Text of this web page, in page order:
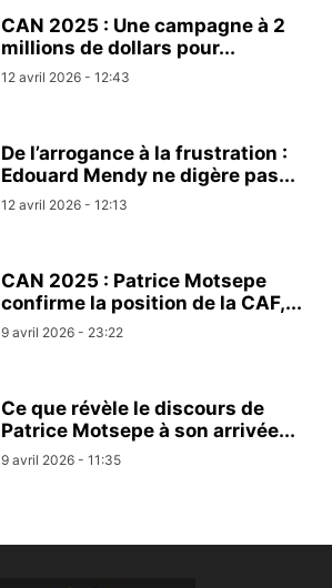
CAN 2025 : Une campagne à 2
millions de dollars pour...
12 avril 2026 - 12:43
De l’arrogance à la frustration :
Edouard Mendy ne digère pas...
12 avril 2026 - 12:13
CAN 2025 : Patrice Motsepe
confirme la position de la CAF,...
9 avril 2026 - 23:22
Ce que révèle le discours de
Patrice Motsepe à son arrivée...
9 avril 2026 - 11:35